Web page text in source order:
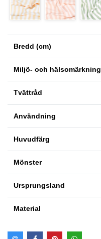
Bredd (cm)
Miljö- och hälsomärkning
Tvättråd
Användning
Huvudfärg
Mönster
Ursprungsland
Material